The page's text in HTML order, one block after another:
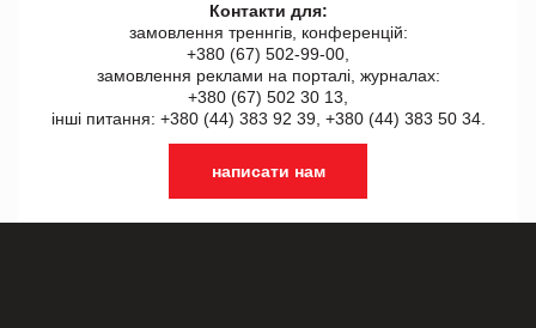
Контакти для:
замовлення треннгів, конференцій:
+380 (67) 502-99-00,
замовлення реклами на порталі, журналах:
+380 (67) 502 30 13,
інші питання: +380 (44) 383 92 39, +380 (44) 383 50 34.
написати нам